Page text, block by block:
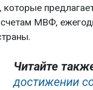
которые
МВФ,
Читайте
достижении